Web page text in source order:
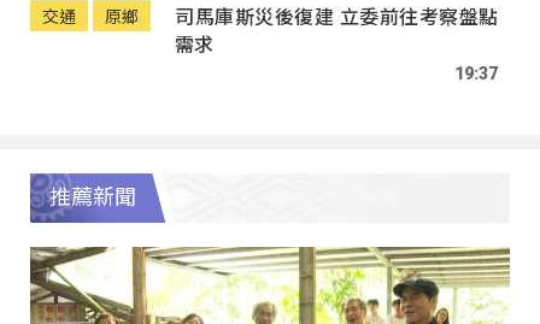
交通 原鄉
司馬庫斯災後復建 立委前往考察盤點
需求
19:37
推薦新聞